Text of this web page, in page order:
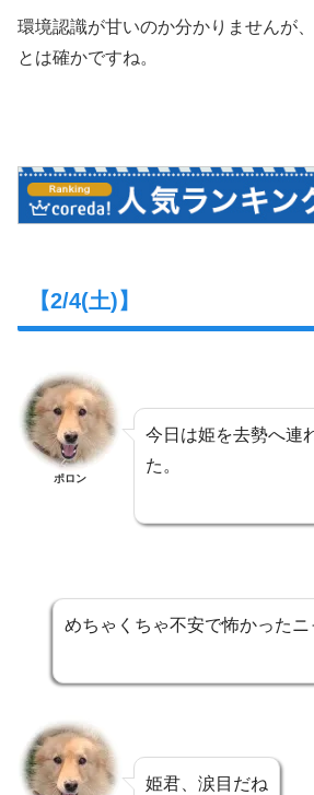
環境認識が甘いのか分かりませんが
とは確かですね。
【2/4(土)】
ポロン
今日は姫を去勢へ連
た。
めちゃくちゃ不安で怖かったニ
姫君、涙目だね